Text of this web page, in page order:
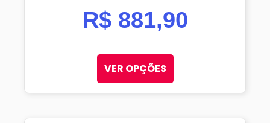
R$881,90
VER OPÇÕES